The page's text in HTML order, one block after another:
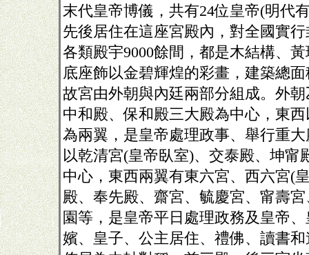
末代皇帝博儀，共有24位皇帝(明代
先後居住在這座宮殿內，對全國實
各類殿宇9000餘間，都是木結構、
底座飾以金碧輝煌的彩畫，建築總
故宮由外朝與內廷兩部分組成。外
中和殿、保和殿三大殿為中心，東
為兩翼，是皇帝處理政事、舉行重
以乾清宮(皇帝臥室)、交泰殿、坤甯
中心，東西兩翼有東六宮、西六宮(
殿、奉先殿、齋宮、毓慶宮、甯壽
園等，是皇帝平日處理政務及皇帝
嬪、皇子、公主居住、禮佛、讀書